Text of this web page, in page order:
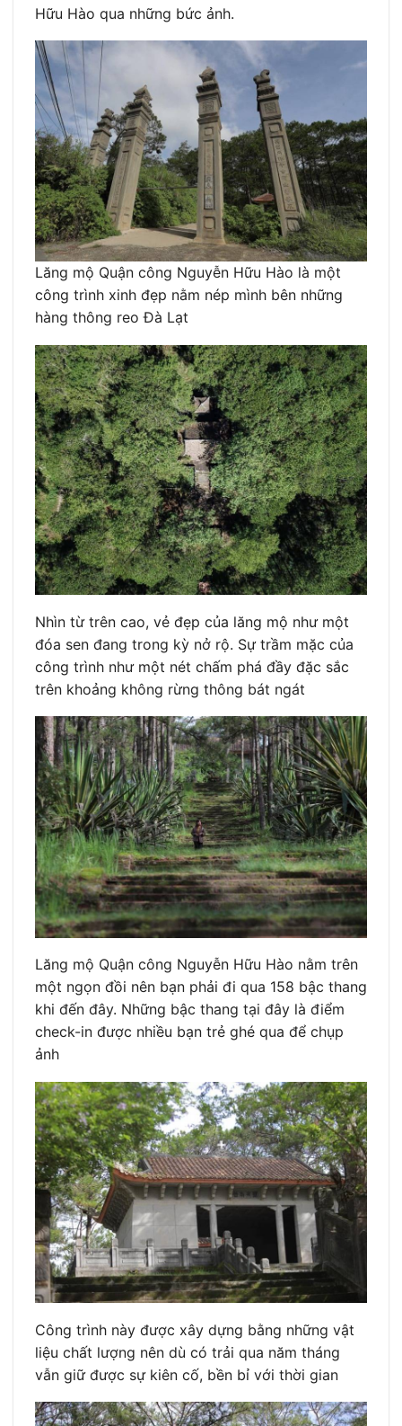
Hữu Hào qua những bức ảnh.
Lăng mộ Quận công Nguyễn Hữu Hào là một
công trình xinh đẹp nằm nép mình bên những
hàng thông reo Đà Lạt
Nhìn từ trên cao, vẻ đẹp của lăng mộ như một
đóa sen đang trong kỳ nở rộ. Sự trầm mặc của
công trình như một nét chấm phá đầy đặc sắc
trên khoảng không rừng thông bát ngát
Lăng mộ Quận công Nguyễn Hữu Hào nằm trên
một ngọn đồi nên bạn phải đi qua 158 bậc thang
khi đến đây. Những bậc thang tại đây là điểm
check-in được nhiều bạn trẻ ghé qua để chụp
ảnh
Công trình này được xây dựng bằng những vật
liệu chất lượng nên dù có trải qua năm tháng
vẫn giữ được sự kiên cố, bền bỉ với thời gian